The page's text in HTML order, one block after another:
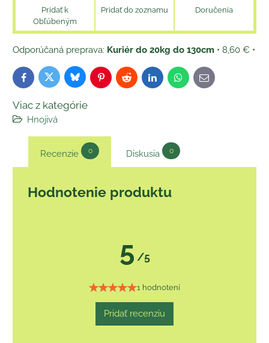
Pridať k
Obľúbeným
Pridať do zoznamu Doručenia
Kuriér do 20kg do 130cm • 8,60 € •
FacebookTwitterBlueskyPinterestReddit LinkedInWhatsApp
E-
mail
Viac z kategórie
Hnojivá
Recenzie 0 Diskusia 0
Hodnotenie produktu
5 /5
1 hodnotení
Pridať recenziu